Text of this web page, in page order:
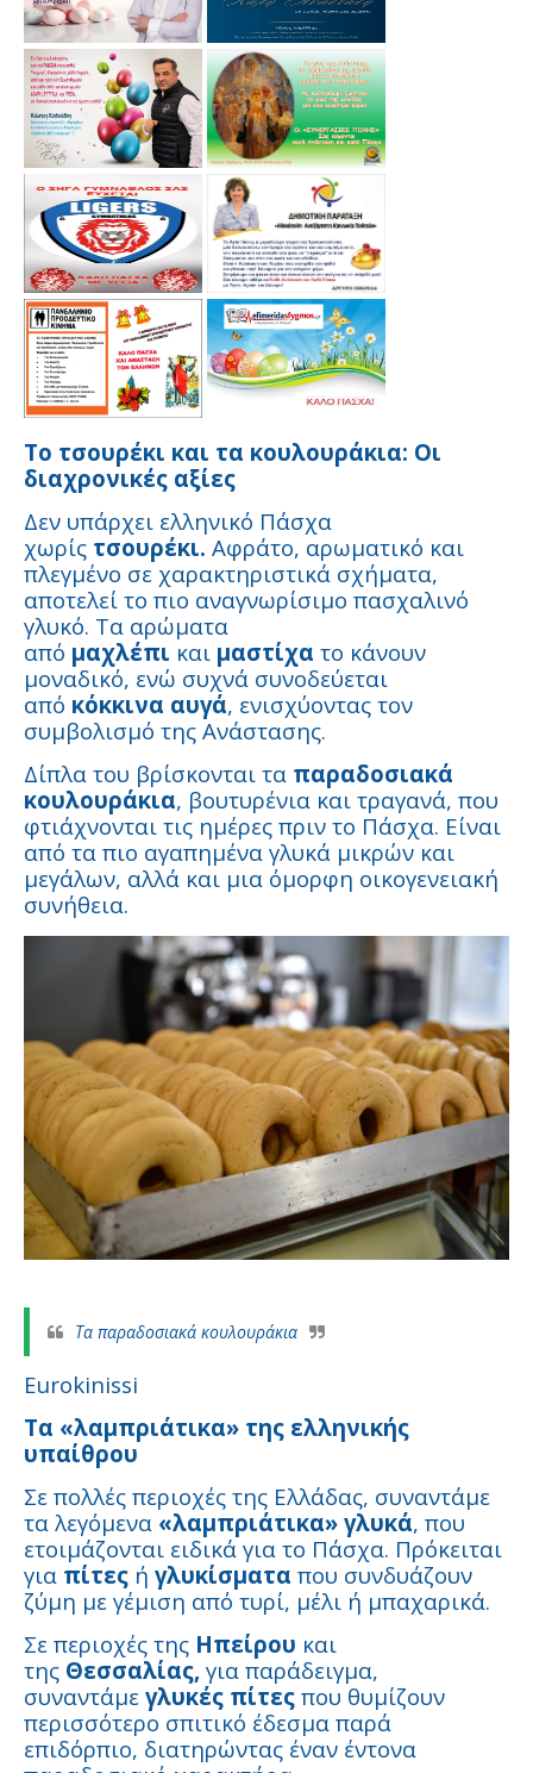
Το τσουρέκι και τα κουλουράκια: Οι
διαχρονικές αξίες
Δεν υπάρχει ελληνικό Πάσχα
χωρίς τσουρέκι. Αφράτο, αρωματικό και
πλεγμένο σε χαρακτηριστικά σχήματα,
αποτελεί το πιο αναγνωρίσιμο πασχαλινό
γλυκό. Τα αρώματα
από μαχλέπι και μαστίχα το κάνουν
μοναδικό, ενώ συχνά συνοδεύεται
από κόκκινα αυγά, ενισχύοντας τον
συμβολισμό της Ανάστασης.
Δίπλα του βρίσκονται τα παραδοσιακά
κουλουράκια, βουτυρένια και τραγανά, που
φτιάχνονται τις ημέρες πριν το Πάσχα. Είναι
από τα πιο αγαπημένα γλυκά μικρών και
μεγάλων, αλλά και μια όμορφη οικογενειακή
συνήθεια.
Τα παραδοσιακά κουλουράκια
Eurokinissi
Τα «λαμπριάτικα» της ελληνικής
υπαίθρου
Σε πολλές περιοχές της Ελλάδας, συναντάμε
τα λεγόμενα «λαμπριάτικα» γλυκά, που
ετοιμάζονται ειδικά για το Πάσχα. Πρόκειται
για πίτες ή γλυκίσματα που συνδυάζουν
ζύμη με γέμιση από τυρί, μέλι ή μπαχαρικά.
Σε περιοχές της Ηπείρου και
της Θεσσαλίας, για παράδειγμα,
συναντάμε γλυκές πίτες που θυμίζουν
περισσότερο σπιτικό έδεσμα παρά
επιδόρπιο, διατηρώντας έναν έντονα